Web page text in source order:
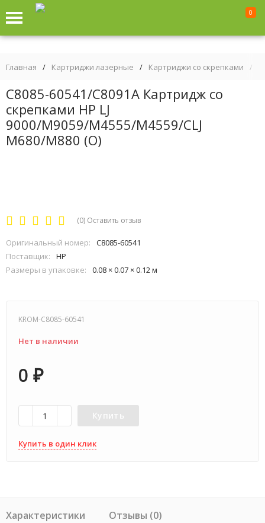
0
Главная / Картриджи лазерные / Картриджи со скрепками /
C8085-60541/C8091A Картридж со
скрепками HP LJ
9000/M9059/M4555/M4559/CLJ
M680/M880 (O)
(0) Оставить отзыв
Оригинальный номер:
C8085-60541
Поставщик:
HP
Размеры в упаковке:
0.08 × 0.07 × 0.12 м
KROM-C8085-60541
Нет в наличии
0 ₽
Купить
Купить в один клик
Характеристики Отзывы (0)